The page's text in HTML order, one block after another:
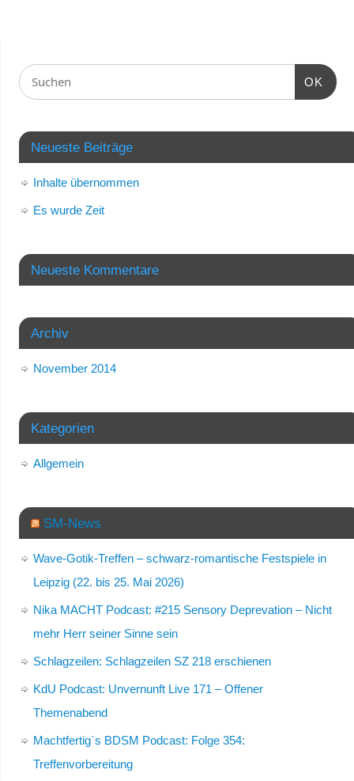
OK
Neueste Beiträge
Inhalte übernommen
Es wurde Zeit
Neueste Kommentare
Archiv
November 2014
Kategorien
Allgemein
SM-News
Wave-Gotik-Treffen – schwarz-romantische Festspiele in
Leipzig (22. bis 25. Mai 2026)
Nika MACHT Podcast: #215 Sensory Deprevation – Nicht
mehr Herr seiner Sinne sein
Schlagzeilen: Schlagzeilen SZ 218 erschienen
KdU Podcast: Unvernunft Live 171 – Offener
Themenabend
Machtfertig`s BDSM Podcast: Folge 354:
Treffenvorbereitung